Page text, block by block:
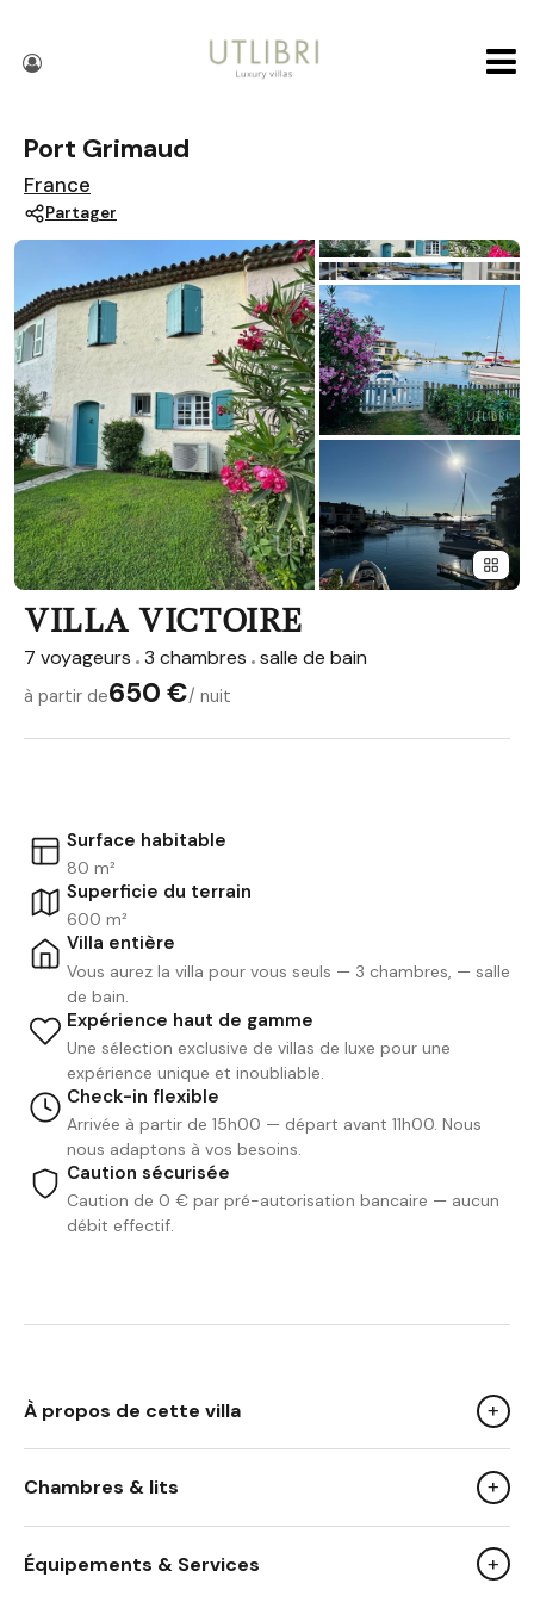
Port Grimaud
France
Partager
VILLA VICTOIRE
7 voyageurs 3 chambres salle de bain
à partir de650 €/ nuit
Surface habitable
80 m²
Superficie du terrain
600 m²
Villa entière
Vous aurez la villa pour vous seuls — 3 chambres, — salle
de bain.
Expérience haut de gamme
Une sélection exclusive de villas de luxe pour une
expérience unique et inoubliable.
Check-in flexible
Arrivée à partir de 15h00 — départ avant 11h00. Nous
nous adaptons à vos besoins.
Caution sécurisée
Caution de 0 € par pré-autorisation bancaire — aucun
débit effectif.
À propos de cette villa +
We Like
son large salon et sa cuisine américaine
Chambres & lits +
Équipements & Services +